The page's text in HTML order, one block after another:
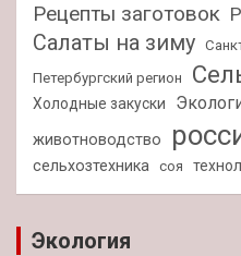
Рецепты заготовок
Салаты на зиму
Петербургский регион
Холодные закуски
животноводство
сельхозтехника соя
Экология